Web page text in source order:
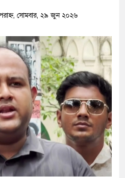
পারে রাশিয়া
পবিত্র কোরআন
কী আছে?
কারণ
আওয়ামী লীগ:
সোমবার, ২৯ জুন ২০২৬